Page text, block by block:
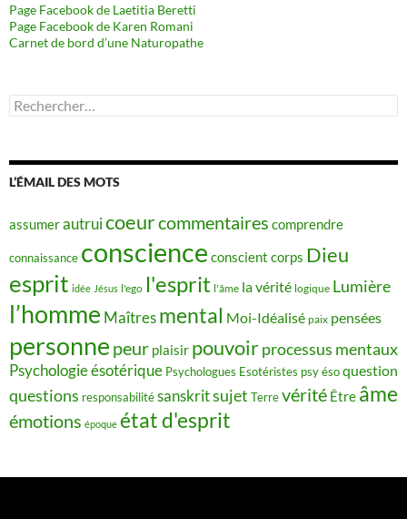
Page Facebook de Laetitia Beretti
Page Facebook de Karen Romani
Carnet de bord d’une Naturopathe
Rechercher :
L’ÉMAIL DES MOTS
assumerautruicoeurcommentaires comprendre
connaissance conscience conscient corps Dieu
esprit idée Jésus l'ego l'esprit l'âme la vérité logique Lumière
l’homme Maîtres mental Moi-Idéalisé paix pensées
personne peur plaisir pouvoirprocessus mentaux
Psychologie ésotérique Psychologues Esotéristes psy ésoquestion
questions responsabilitésanskritsujet Terrevérité Être âme
émotions époque état d'esprit